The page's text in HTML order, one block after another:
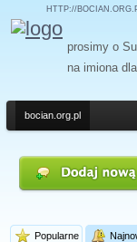
HTTP://
prosimy o
na imiona
bocian.org.pl
Popularne